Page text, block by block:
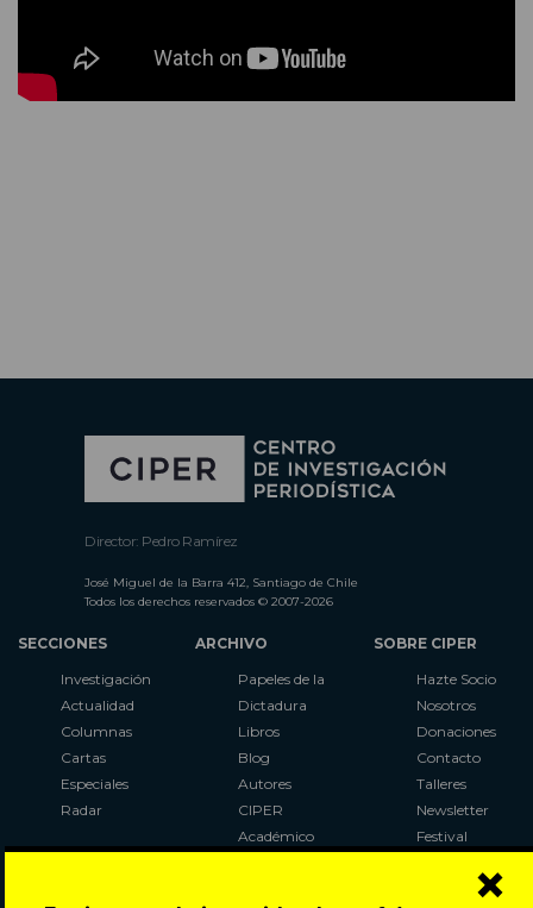
×
Director: Pedro Ramírez
José Miguel de la Barra 412, Santiago de Chile
Todos los derechos reservados © 2007-2026
SECCIONES
Investigación
Actualidad
Columnas
Cartas
Especiales
Radar
ARCHIVO
Papeles de la
Dictadura
Libros
Blog
Autores
CIPER
Académico
SOBRE CIPER
Hazte Socio
Nosotros
Donaciones
Contacto
Talleres
Newsletter
Festival